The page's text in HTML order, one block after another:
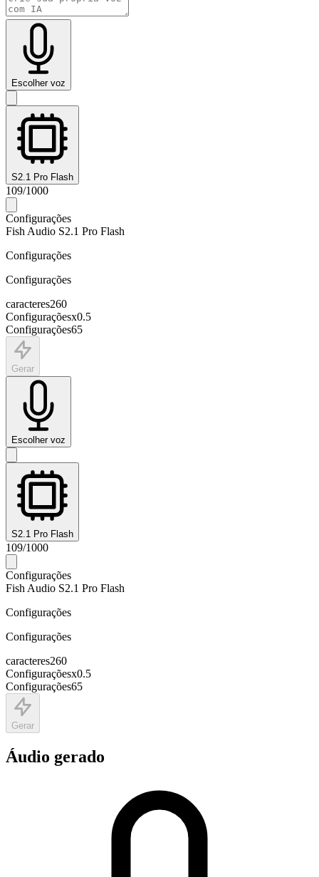
Escolher voz
S2.1 Pro Flash
109/1000
Configurações
Fish Audio S2.1 Pro Flash
Configurações
Configurações
caracteres260
Configuraçõesx0.5
Configurações65
Gerar
Escolher voz
S2.1 Pro Flash
109/1000
Configurações
Fish Audio S2.1 Pro Flash
Configurações
Configurações
caracteres260
Configuraçõesx0.5
Configurações65
Gerar
Áudio gerado